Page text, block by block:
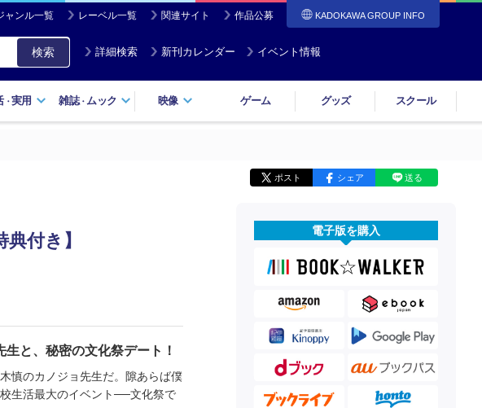
ャンル一覧 レーベル一覧 関連サイト 作品公募 KADOKAWA GROUP INFO
検索 詳細検索 新刊カレンダー イベント情報
・実用 雑誌・ ムック 映像 ゲーム グッズ スクール
ポスト シェア 送る
付き】
と、秘密の文化祭デート！
慎のカノジョ先生だ。隙あらば僕
生活最大のイベント──文化祭で
電子版を購入